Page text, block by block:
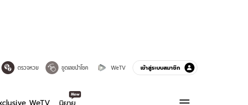
ตรวจหวย ขูดเลขนำโชค WeTV เข้าสู่ระบบสมาชิก